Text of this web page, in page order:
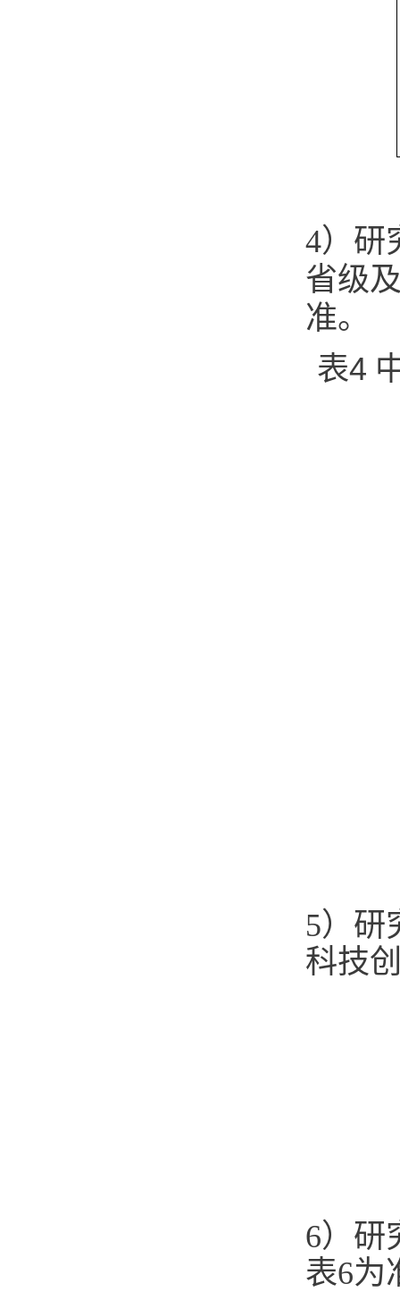
4）研
省级
准。
表4
5）研
科技
6）研
表6为